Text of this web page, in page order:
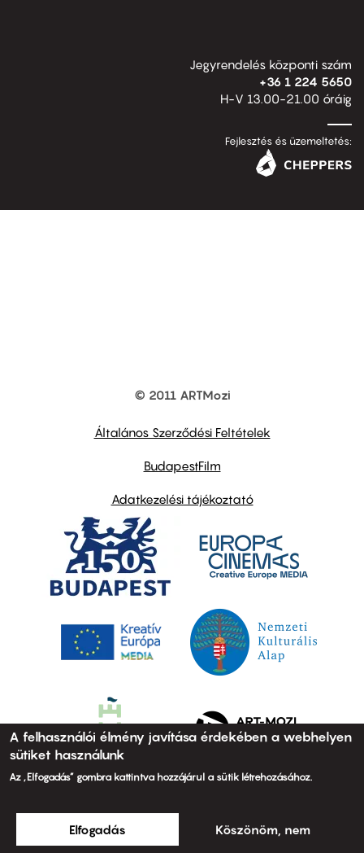
Jegyrendelés központi szám
+36 1 224 5650
H-V 13.00-21.00 óráig
Fejlesztés és üzemeltetés:
© 2011 ARTMozi
Általános Szerződési Feltételek
BudapestFilm
Adatkezelési tájékoztató
A felhasználói élmény javítása érdekében a webhelyen
sütiket használunk
Az „Elfogadás” gombra kattintva hozzájárul a sütik létrehozásához.
Elfogadás Köszönöm, nem